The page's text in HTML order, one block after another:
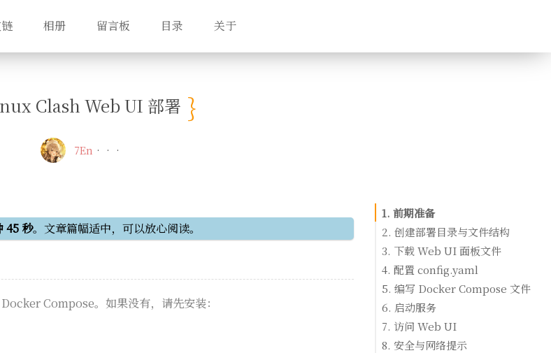
相册 留言板 目录 关于
Clash Web UI 部署
7En
45 秒。文章篇幅适中，可以放心阅读。
Compose。如果没有，请先安装：
1. 前期准备
2. 创建部署目录与文件结构
3. 下载 Web UI 面板文件
4. 配置 config.yaml
5. 编写 Docker Compose 文件
6. 启动服务
7. 访问 Web UI
8. 安全与网络提示